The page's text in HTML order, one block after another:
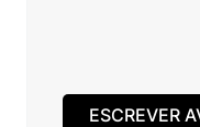
ESCREVER